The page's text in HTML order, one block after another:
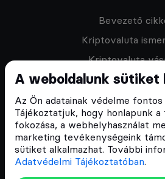
A weboldalunk sütiket
Az Ön adatainak védelme fontos
Tájékoztatjuk, hogy honlapunk a
fokozása, a webhelyhasználat
marketing tevékenységeink
sütiket alkalmazhat. További
Adatvédelmi Tájékoztatóban.
Bevezető
Kriptovaluta
Kriptovaluta
Oktató
Discord
Kriptovaluta